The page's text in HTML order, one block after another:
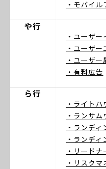
・モバイル
や行
・ユーザ
・ユーザ
・ユーザー
・有料広告
ら行
・ライトハ
・ランサム
・ランデ
・ランデ
・リード
・リスク